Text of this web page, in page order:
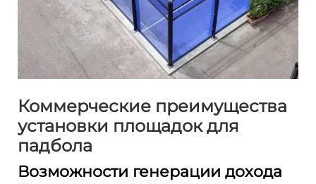
Коммерческие преимущества
установки площадок для
падбола
Возможности генерации дохода